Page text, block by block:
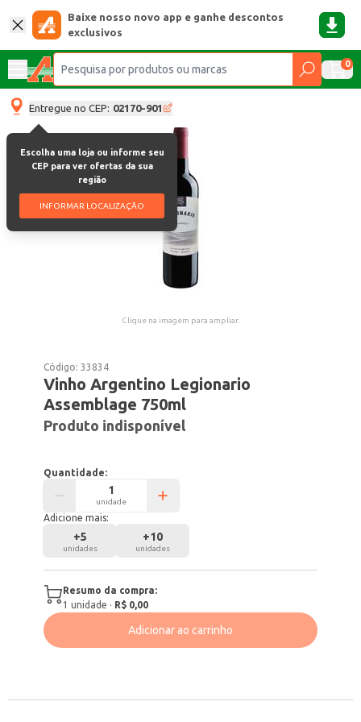
Baixe nosso novo app e ganhe descontos
exclusivos
0
Entregue no CEP: 02170-901
Escolha uma loja ou informe seu
CEP para ver ofertas da sua
região
INFORMAR LOCALIZAÇÃO
Clique na imagem para ampliar.
Código:33834
Vinho Argentino Legionario
Assemblage 750ml
Produto indisponível
Quantidade:
unidade
Adicione mais:
+5
unidades
+10
unidades
Resumo da compra:
1 unidade · R$ 0,00
Adicionar ao carrinho